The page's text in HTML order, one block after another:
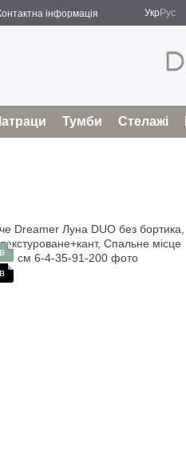
інформація
Оферта
Укр Рус
Тумби Стелажі